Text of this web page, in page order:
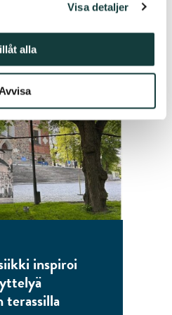
Visa detaljer
alla
Avvisa
inspiroi